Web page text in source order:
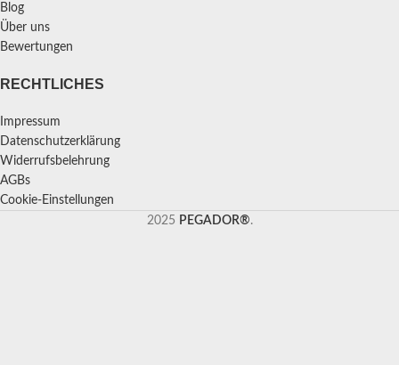
Blog
Über uns
Bewertungen
RECHTLICHES
Impressum
Datenschutzerklärung
Widerrufsbelehrung
AGBs
Cookie-Einstellungen
2025 PEGADOR®.